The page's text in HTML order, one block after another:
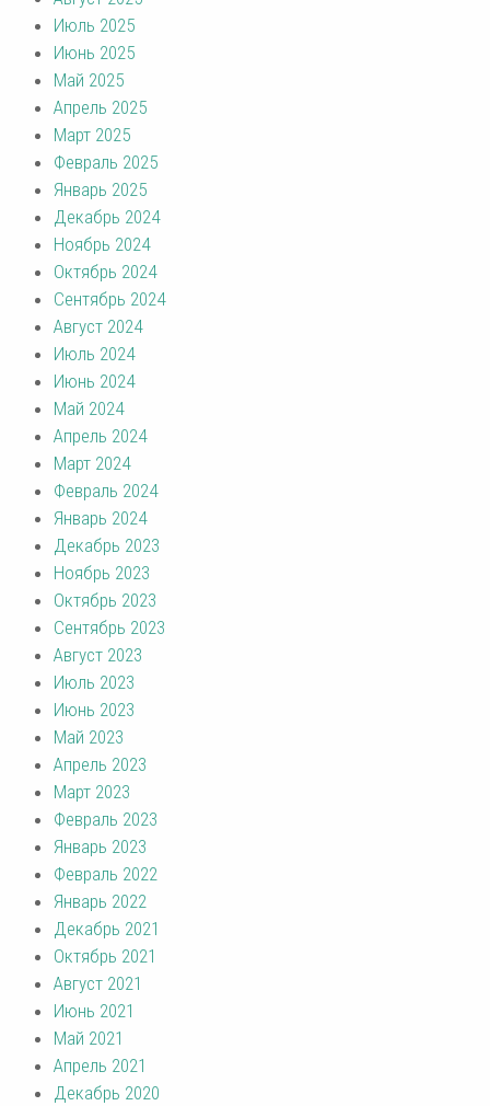
Июль 2025
Июнь 2025
Май 2025
Апрель 2025
Март 2025
Февраль 2025
Январь 2025
Декабрь 2024
Ноябрь 2024
Октябрь 2024
Сентябрь 2024
Август 2024
Июль 2024
Июнь 2024
Май 2024
Апрель 2024
Март 2024
Февраль 2024
Январь 2024
Декабрь 2023
Ноябрь 2023
Октябрь 2023
Сентябрь 2023
Август 2023
Июль 2023
Июнь 2023
Май 2023
Апрель 2023
Март 2023
Февраль 2023
Январь 2023
Февраль 2022
Январь 2022
Декабрь 2021
Октябрь 2021
Август 2021
Июнь 2021
Май 2021
Апрель 2021
Декабрь 2020